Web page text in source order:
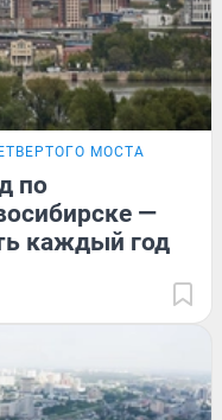
МОСТА
по
—
каждый год